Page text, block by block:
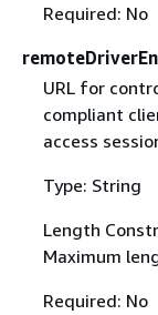
Required: No
URL for
compliant
access
Type: String
Length
Maximum
Required: No